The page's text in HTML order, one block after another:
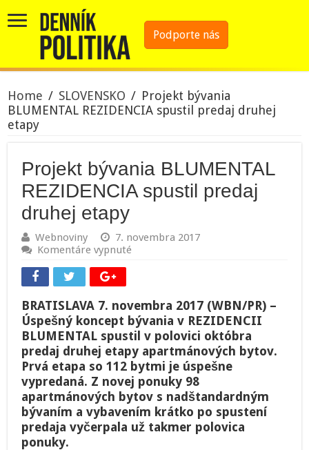
Podporte nás
Home / SLOVENSKO / Projekt bývania
BLUMENTAL REZIDENCIA spustil predaj druhej
etapy
Projekt bývania BLUMENTAL
REZIDENCIA spustil predaj
druhej etapy
Webnoviny
7. novembra 2017
Komentáre vypnuté
REZIDENCIA
spustil
predaj
druhej
etapy
BRATISLAVA 7. novembra 2017 (WBN/PR) –
Úspešný koncept bývania v REZIDENCII
BLUMENTAL spustil v polovici októbra
predaj druhej etapy apartmánových bytov.
Prvá etapa so 112 bytmi je úspešne
vypredaná. Z novej ponuky 98
apartmánových bytov s nadštandardným
bývaním a vybavením krátko po spustení
predaja vyčerpala už takmer polovica
ponuky.